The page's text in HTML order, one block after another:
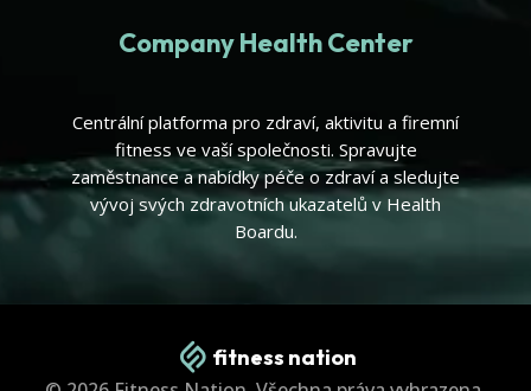
Company Health Center
Centrální platforma pro zdraví, aktivitu a firemní
fitness ve vaší společnosti. Spravujte
zaměstnance a nabídky péče o zdraví a sledujte
vývoj svých zdravotních ukazatelů v Health
Boardu.
fitness nation